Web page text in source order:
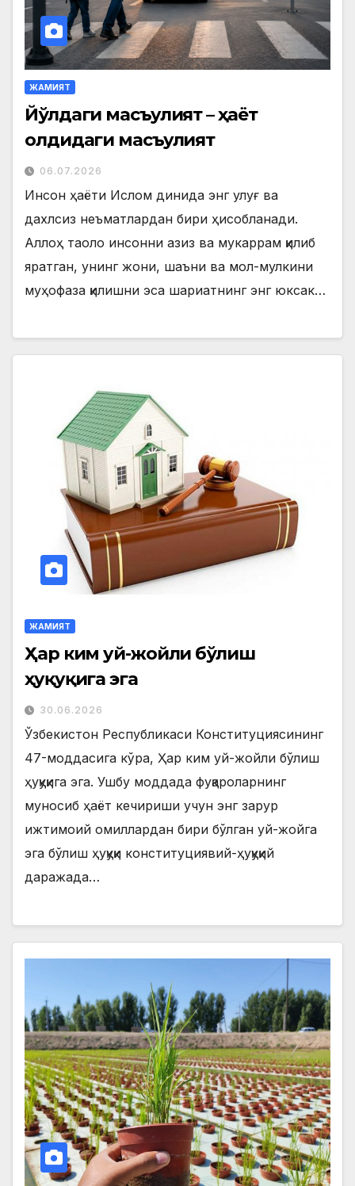
ЖАМИЯТ
Йўлдаги масъулият – ҳаёт
олдидаги масъулият
06.07.2026
Инсон ҳаёти Ислом динида энг улуғ ва
дахлсиз неъматлардан бири ҳисобланади.
Аллоҳ таоло инсонни азиз ва мукаррам қилиб
яратган, унинг жони, шаъни ва мол-мулкини
муҳофаза қилишни эса шариатнинг энг юксак…
ЖАМИЯТ
Ҳар ким уй-жойли бўлиш
ҳуқуқига эга
30.06.2026
Ўзбекистон Республикаси Конституциясининг
47-моддасига кўра, Ҳар ким уй-жойли бўлиш
ҳуқуқига эга. Ушбу моддада фуқароларнинг
муносиб ҳаёт кечириши учун энг зарур
ижтимоий омиллардан бири бўлган уй-жойга
эга бўлиш ҳуқуқи конституциявий-ҳуқуқий
даражада…